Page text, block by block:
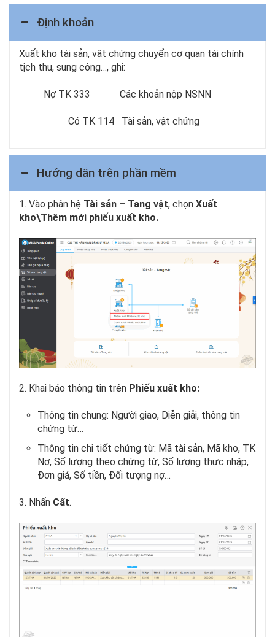
Định khoản
Xuất kho tài sản, vật chứng chuyển cơ quan tài chính
tịch thu, sung công…, ghi:
Nợ TK 333 Các khoản nộp NSNN
Có TK 114 Tài sản, vật chứng
Hướng dẫn trên phần mềm
1. Vào phân hệ Tài sản – Tang vật, chọn Xuất
kho\Thêm mới phiếu xuất kho.
2. Khai báo thông tin trên Phiếu xuất kho:
Thông tin chung: Người giao, Diễn giải, thông tin
chứng từ…
Thông tin chi tiết chứng từ: Mã tài sản, Mã kho, TK
Nợ, Số lượng theo chứng từ, Số lượng thực nhập,
Đơn giá, Số tiền, Đối tượng nợ…
3. Nhấn Cất.